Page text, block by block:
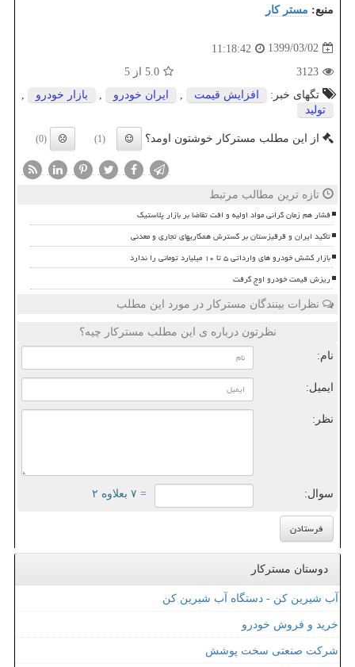
منبع: مستر كار
1399/03/02
11:18:42
3123
5.0 از 5
تگهای خبر:
افزایش قیمت ایران خودرو بازار خودرو
تولید
از این مطلب مسترکار خوشتون اومد؟ (1)
(0)
تازه ترین مطالب مرتبط
فشار هم زمان گرانی مواد اولیه و افت تقاضا بر بازار پلاستیک
تأکید ایران و قرقیزستان بر گسترش همکاریهای تجاری و معدنی
بازار کشش خودرو های وارداتی ۵ تا ۱۰ میلیارد تومانی را ندارد
ریزش قیمت خودرو اوج گرفت
نظرات بینندگان مسترکار در مورد این مطلب
نظرتون درباره ی این مطلب مسترکار چیه؟
نام:
ایمیل:
نظر:
سوال: = ۷ بعلاوه ۲
دوستان مسترکار
آب شیرین کن - دستگاه آب شیرین کن
خرید و فروش خودرو
شرکت صنعتی سخت پوشش